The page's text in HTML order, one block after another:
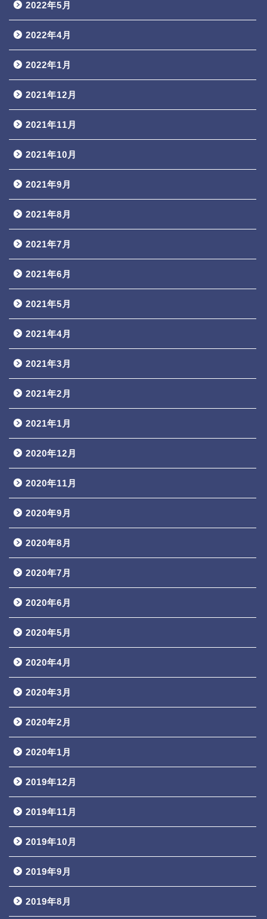
2022年5月
2022年4月
2022年1月
2021年12月
2021年11月
2021年10月
2021年9月
2021年8月
2021年7月
2021年6月
2021年5月
2021年4月
2021年3月
2021年2月
2021年1月
2020年12月
2020年11月
2020年9月
2020年8月
2020年7月
2020年6月
2020年5月
2020年4月
2020年3月
2020年2月
2020年1月
2019年12月
2019年11月
2019年10月
2019年9月
2019年8月